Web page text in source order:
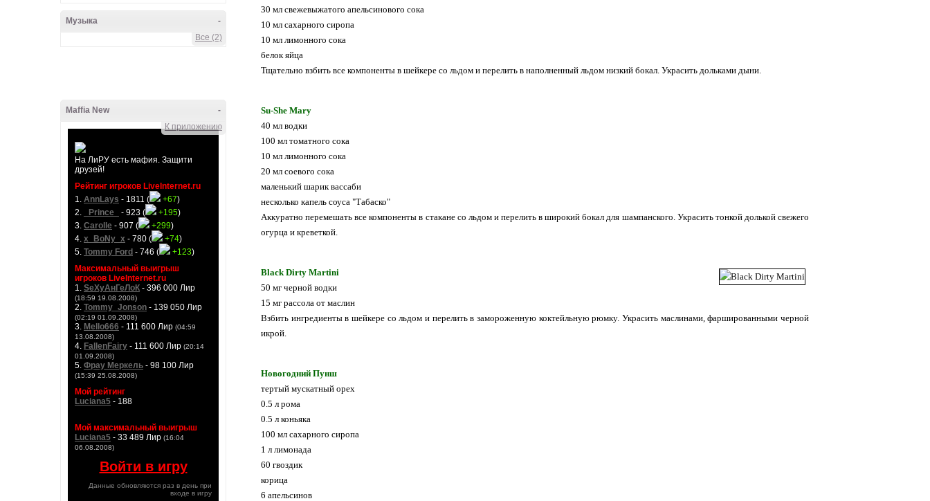
-
Музыка
Все (2)
-
Maffia New
К приложению
На ЛиРУ есть мафия. Защити
друзей!
Рейтинг игроков LiveInternet.ru
1. AnnLays - 1811 ( +67)
2.
_Prince_ - 923 ( +195)
3. Carolle - 907 ( +299)
4. x_BoNy_x - 780 ( +74)
5. Tommy Ford - 746 ( +123)
Максимальный выигрыш
игроков LiveInternet.ru
1. SeXyАнГеЛоК - 396 000 Лир
(18:59 19.08.2008)
2. Tommy_Jonson - 139 050 Лир
(02:19 01.09.2008)
3. Mello666 - 111 600 Лир (04:59
13.08.2008)
4. FallenFairy - 111 600 Лир (20:14
01.09.2008)
5. Фрау Меркель - 98 100 Лир
(15:39 25.08.2008)
Мой рейтинг
Luciana5 - 188
Мой максимальный выигрыш
Luciana5 - 33 489 Лир (16:04
06.08.2008)
Войти в игру
Данные обновляются раз в день при
входе в игру
30 мл свежевыжатого апельсинового сока
10 мл сахарного сиропа
10 мл лимонного сока
белок яйца
Тщательно взбить все компоненты в шейкере со льдом и перелить в наполненный льдом низкий бокал. Украсить дольками дыни.
Su-She Mary
40 мл водки
100 мл томатного сока
10 мл лимонного сока
20 мл соевого сока
маленький шарик вассаби
несколько капель соуса "Табаско"
Аккуратно перемешать все компоненты в стакане со льдом и перелить в широкий бокал для шампанского. Украсить тонкой долькой свежего
огурца и креветкой.
Black Dirty Martini
50 мг черной водки
15 мг рассола от маслин
Взбить ингредиенты в шейкере со льдом и перелить в замороженную коктейльную рюмку. Украсить маслинами, фаршированными черной
икрой.
Новогодний Пунш
тертый мускатный орех
0.5 л рома
0.5 л коньяка
100 мл сахарного сиропа
1 л лимонада
60 гвоздик
корица
6 апельсинов